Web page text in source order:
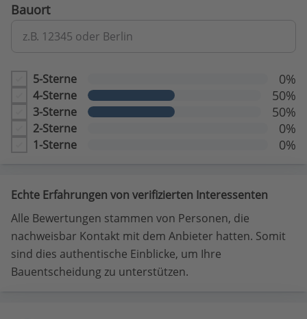
Bauort
z.B. 12345 oder Berlin
5-Sterne 0%
4-Sterne 50%
3-Sterne 50%
2-Sterne 0%
1-Sterne 0%
Echte Erfahrungen von verifizierten Interessenten
Alle Bewertungen stammen von Personen, die
nachweisbar Kontakt mit dem Anbieter hatten. Somit
sind dies authentische Einblicke, um Ihre
Bauentscheidung zu unterstützen.